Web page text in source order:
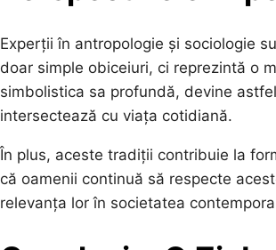
Experții în antropologie și sociologie
doar simple obiceiuri, ci reprezintă o
simbolistica sa profundă, devine
intersectează cu viața cotidiană.
În plus, aceste tradiții contribuie la
că oamenii continuă să respecte
relevanța lor în societatea